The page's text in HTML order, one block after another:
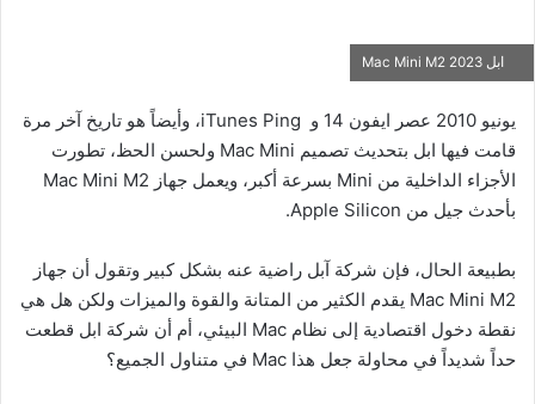
ابل Mac Mini M2 2023
يونيو 2010 عصر ايفون 14 و iTunes Ping، وأيضاً هو تاريخ آخر مرة
قامت فيها ابل بتحديث تصميم Mac Mini ولحسن الحظ، تطورت
الأجزاء الداخلية من Mini بسرعة أكبر، ويعمل جهاز Mac Mini M2
بأحدث جيل من Apple Silicon.
بطبيعة الحال، فإن شركة آبل راضية عنه بشكل كبير وتقول أن جهاز
Mac Mini M2 يقدم الكثير من المتانة والقوة والميزات ولكن هل هي
نقطة دخول اقتصادية إلى نظام Mac البيئي، أم أن شركة ابل قطعت
حداً شديداً في محاولة جعل هذا Mac في متناول الجميع؟